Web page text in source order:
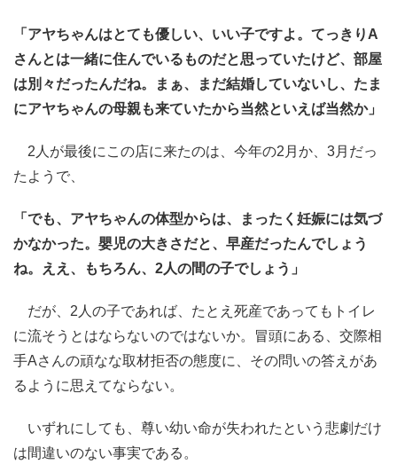
「アヤちゃんはとても優しい、いい子ですよ。てっきりA
さんとは一緒に住んでいるものだと思っていたけど、部屋
は別々だったんだね。まぁ、まだ結婚していないし、たま
にアヤちゃんの母親も来ていたから当然といえば当然か」
2人が最後にこの店に来たのは、今年の2月か、3月だっ
たようで、
「でも、アヤちゃんの体型からは、まったく妊娠には気づ
かなかった。嬰児の大きさだと、早産だったんでしょう
ね。ええ、もちろん、2人の間の子でしょう」
だが、2人の子であれば、たとえ死産であってもトイレ
に流そうとはならないのではないか。冒頭にある、交際相
手Aさんの頑なな取材拒否の態度に、その問いの答えがあ
るように思えてならない。
いずれにしても、尊い幼い命が失われたという悲劇だけ
は間違いのない事実である。